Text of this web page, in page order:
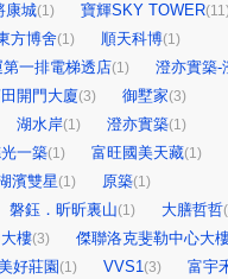
康城(1) 寶輝SKY TOWER(11)
方博舍(1) 順天科博(1)
第一排電梯透店(1) 澄亦實築-
開門大廈(3) 御墅家(3)
湖水岸(1) 澄亦實築(1)
一築(1) 富旺國美天藏(1)
濱雙星(1) 原築(1)
磐鈺．昕昕裏山(1) 大膳哲哲
樓(3) 傑聯洛克斐勒中心大
好莊園 (1) VVS1(3) 富宇